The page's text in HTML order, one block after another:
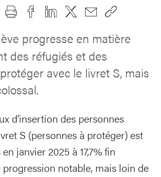
progresse en matière
des réfugiés et des
avec le livret S, mais
d’insertion des personnes
S (personnes à protéger) est
janvier 2025 à 17,7% fin
progression notable, mais loin de